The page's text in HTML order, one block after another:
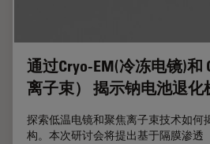
通过Cryo-EM(冷冻电镜)和
离子束） 揭示钠电池退化
探索低温电镜和聚焦离子束技术如何
构。本次研讨会将提出基于隔膜渗透